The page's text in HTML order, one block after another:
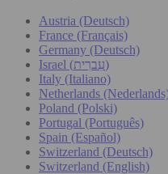
Austria (Deutsch)
France (Français)
Germany (Deutsch)
Israel (עִברִית)
Italy (Italiano)
Netherlands
Poland (Polski)
Portugal (Português)
Spain (Español)
Switzerland (Deutsch)
Switzerland (English)